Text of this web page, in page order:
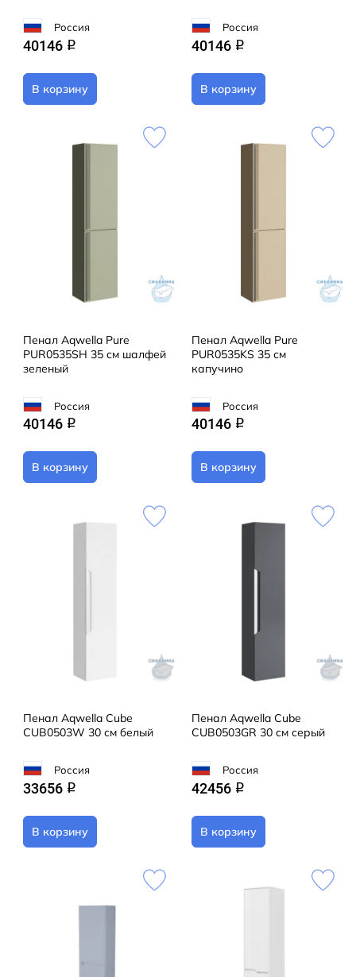
Россия
40146 q
В корзину
Россия
40146 q
В корзину
Пенал Aqwella Pure
PUR0535SH 35 см шалфей
зеленый
Россия
40146 q
В корзину
Пенал Aqwella Pure
PUR0535KS 35 см
капучино
Россия
40146 q
В корзину
Пенал Aqwella Cube
CUB0503W 30 см белый
Россия
33656 q
В корзину
Пенал Aqwella Cube
CUB0503GR 30 см серый
Россия
42456 q
В корзину